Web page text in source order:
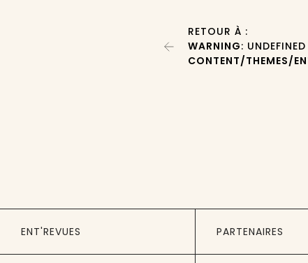
RETOUR À :
WARNING:
CONTENT/THEMES/
ENT'REVUES PARTENAIRES